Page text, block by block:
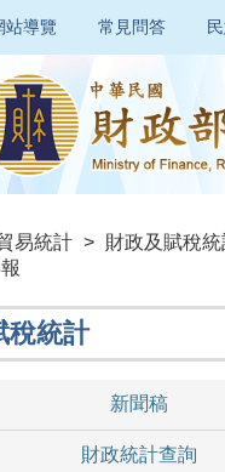
站導覽 常見問答
易統計 > 財政及賦稅統
稅統計
新聞稿
財政統計查詢